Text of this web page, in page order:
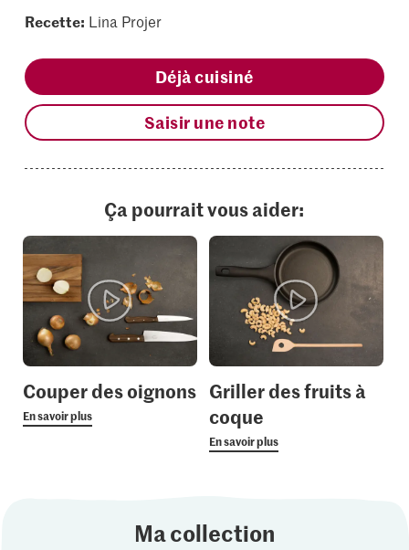
Recette: Lina Projer
Déjà cuisiné
Saisir une note
Ça pourrait vous aider:
Couper des oignons
En savoir plus
Griller des fruits à
coque
En savoir plus
Ma collection